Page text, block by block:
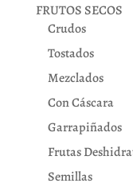
FRUTOS SECOS
Crudos
Tostados
Mezclados
Con Cáscara
Garrapiñados
Frutas
Semillas